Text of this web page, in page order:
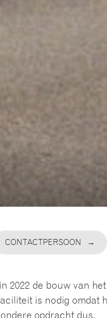
CONTACTPERSOON
2022 de bouw van
is nodig omdat
opdracht dus.